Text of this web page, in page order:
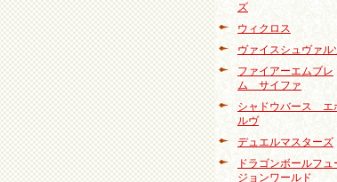
ズ
ウィクロス
ヴァイスシュヴァル
ファイアーエムブレ
ム サイファ
シャドウバース エ
ルヴ
デュエルマスターズ
ドラゴンボールフュ
ジョンワールド